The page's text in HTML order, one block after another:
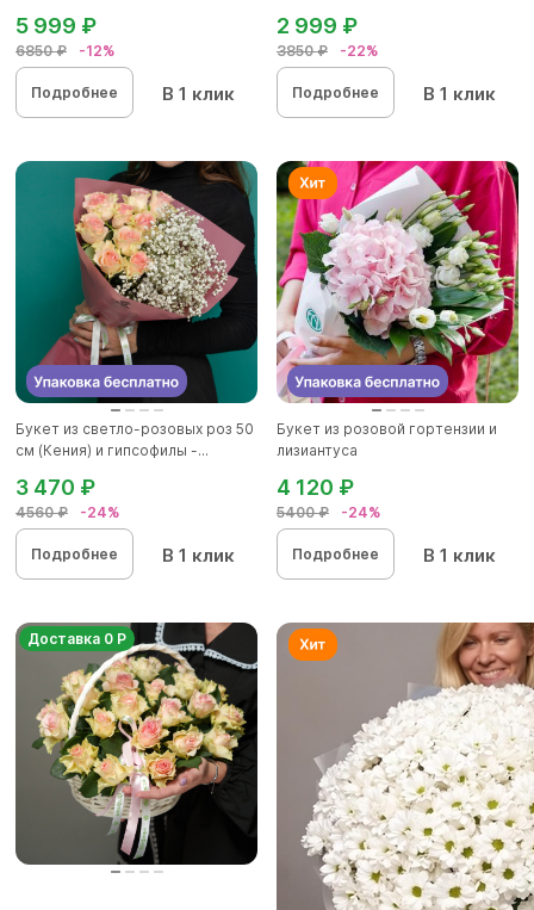
6850 ₽ -12%
5 999 ₽
Подробнее В 1 клик
3850 ₽ -22%
2 999 ₽
Подробнее В 1 клик
Букет из светло-розовых роз 50
см (Кения) и гипсофилы -...
4560 ₽ -24%
3 470 ₽
Подробнее В 1 клик
Букет из розовой гортензии и
лизиантуса
5400 ₽ -24%
4 120 ₽
Подробнее В 1 клик
Доставка 0 Р